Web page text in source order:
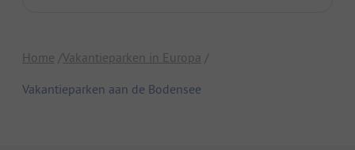
Home Vakantieparken in Europa
Vakantieparken aan de Bodensee